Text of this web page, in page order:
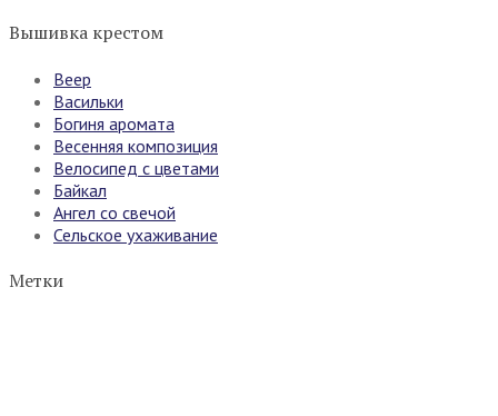
Вышивка крестом
Веер
Васильки
Богиня аромата
Весенняя композиция
Велосипед с цветами
Байкал
Ангел со свечой
Сельское ухаживание
Метки